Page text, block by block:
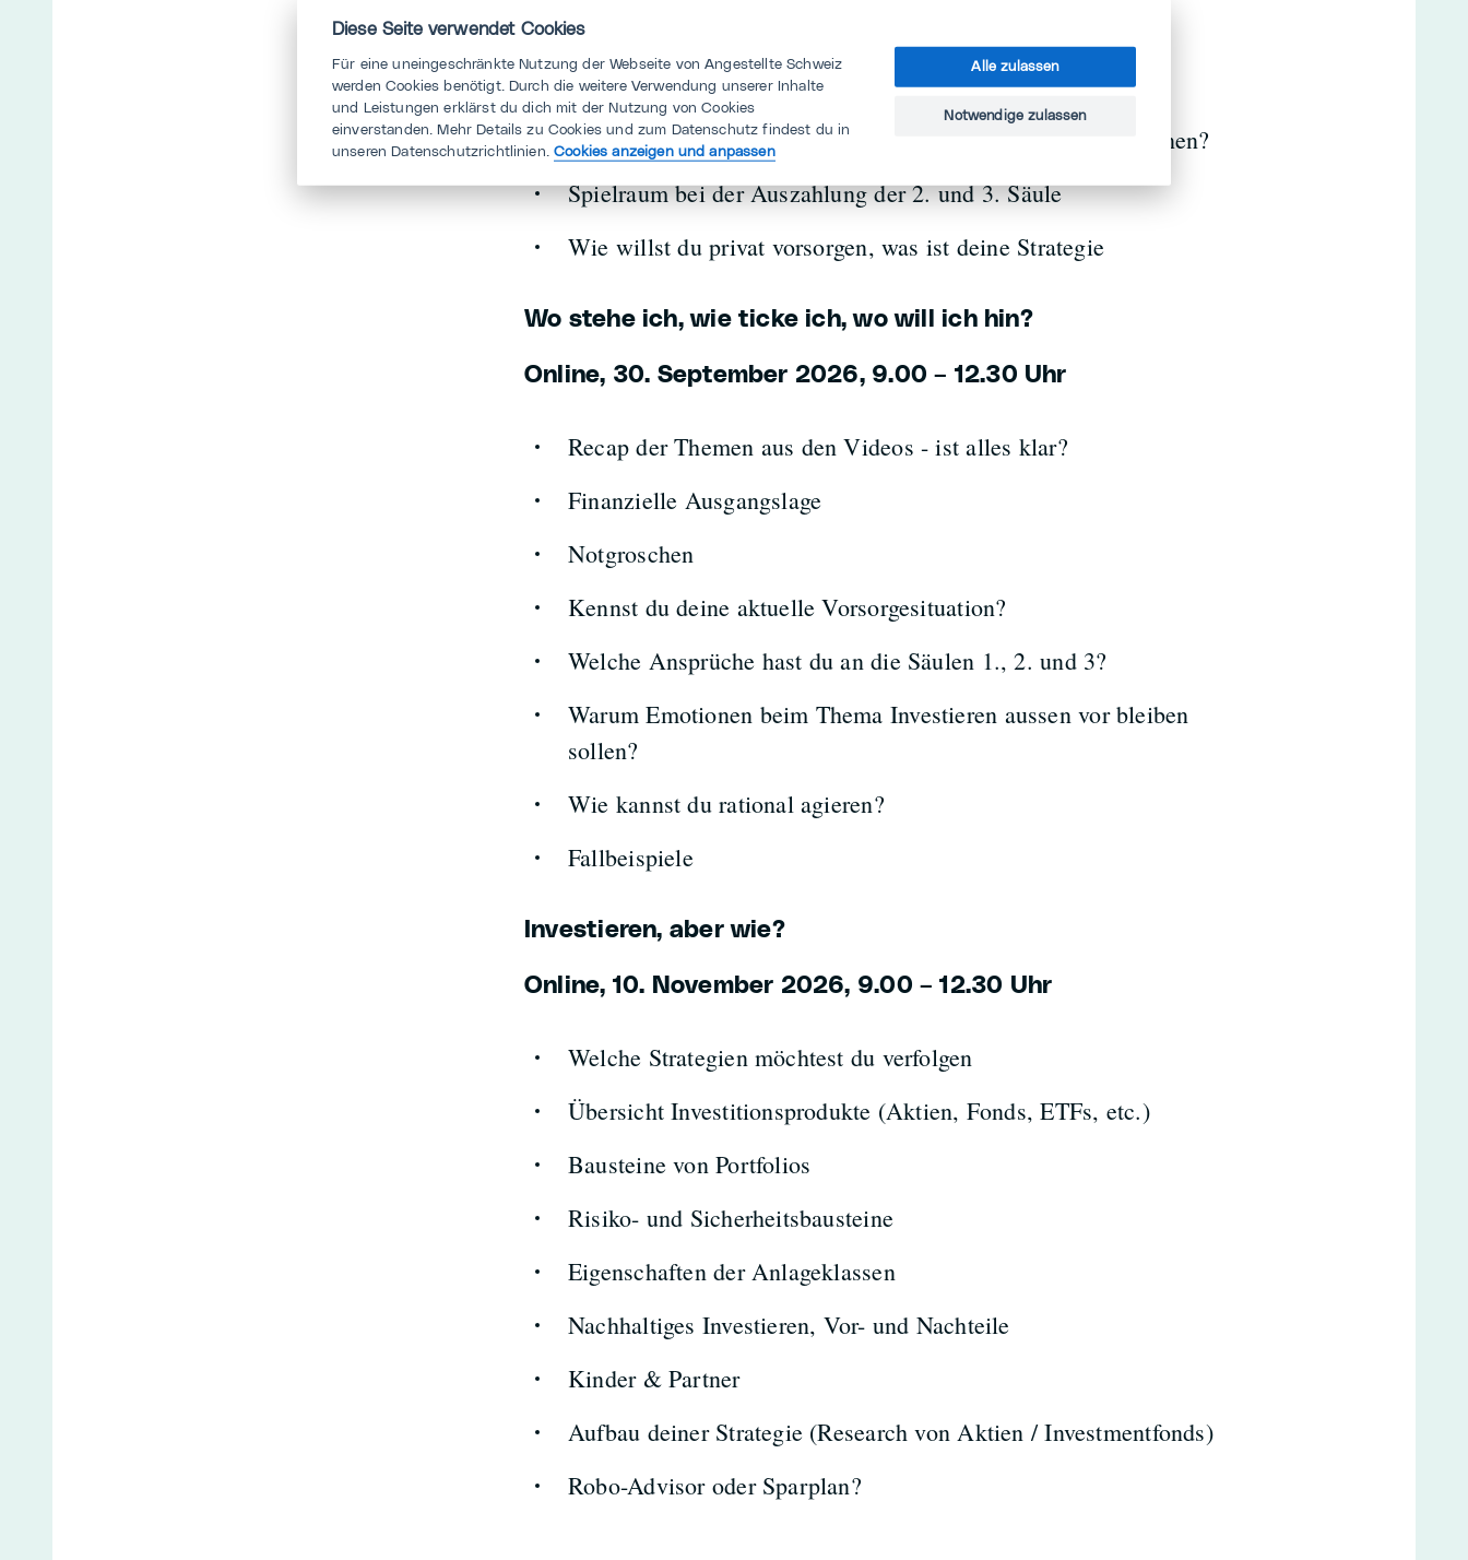
Zeit und Rendite als Erfolgsfaktor
Aufbaumöglichkeiten und Stärkung der 3. Säule
AHV / BGV / private Vorsorge: Mit wie viel kannst du rechnen?
Spielraum bei der Auszahlung der 2. und 3. Säule
Wie willst du privat vorsorgen, was ist deine Strategie
Wo stehe ich, wie ticke ich, wo will ich hin?
Online, 30. September 2026, 9.00 – 12.30 Uhr
Recap der Themen aus den Videos - ist alles klar?
Finanzielle Ausgangslage
Notgroschen
Kennst du deine aktuelle Vorsorgesituation?
Welche Ansprüche hast du an die Säulen 1., 2. und 3?
Warum Emotionen beim Thema Investieren aussen vor bleiben
sollen?
Wie kannst du rational agieren?
Fallbeispiele
Investieren, aber wie?
Online, 10. November 2026, 9.00 – 12.30 Uhr
Welche Strategien möchtest du verfolgen
Übersicht Investitionsprodukte (Aktien, Fonds, ETFs, etc.)
Bausteine von Portfolios
Risiko- und Sicherheitsbausteine
Eigenschaften der Anlageklassen
Nachhaltiges Investieren, Vor- und Nachteile
Kinder & Partner
Aufbau deiner Strategie (Research von Aktien / Investmentfonds)
Robo-Advisor oder Sparplan?
Diese Seite verwendet Cookies
Für eine uneingeschränkte Nutzung der Webseite von Angestellte Schweiz
werden Cookies benötigt. Durch die weitere Verwendung unserer Inhalte
und Leistungen erklärst du dich mit der Nutzung von Cookies
einverstanden. Mehr Details zu Cookies und zum Datenschutz findest du in
unseren Datenschutzrichtlinien.Cookies anzeigen und anpassen
Alle zulassen
Notwendige zulassen